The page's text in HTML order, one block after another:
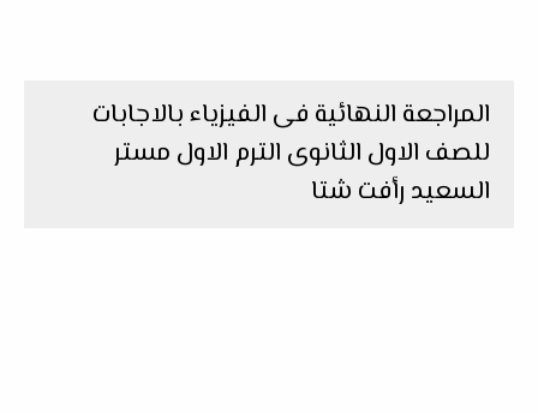
المراجعة النهائية فى الفيزياء بالاجابات
للصف الاول الثانوى الترم الاول مستر
السعيد رأفت شتا